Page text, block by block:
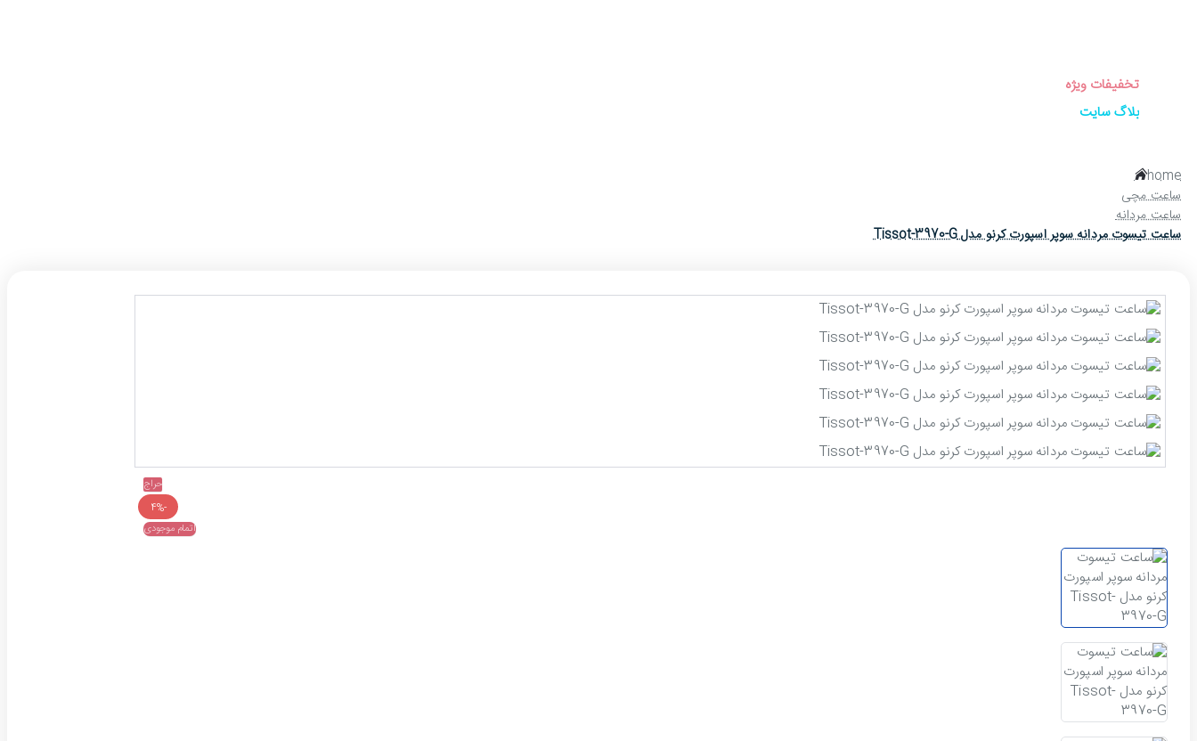
تخفیفات ویژه
بلاگ سایت
home
ساعت مچی
ساعت مردانه
ساعت تیسوت مردانه سوپر اسپورت کرنو مدل Tissot-3970-G
حراج
-4%
اتمام موجودی